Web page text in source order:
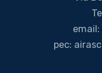
email:
pec: